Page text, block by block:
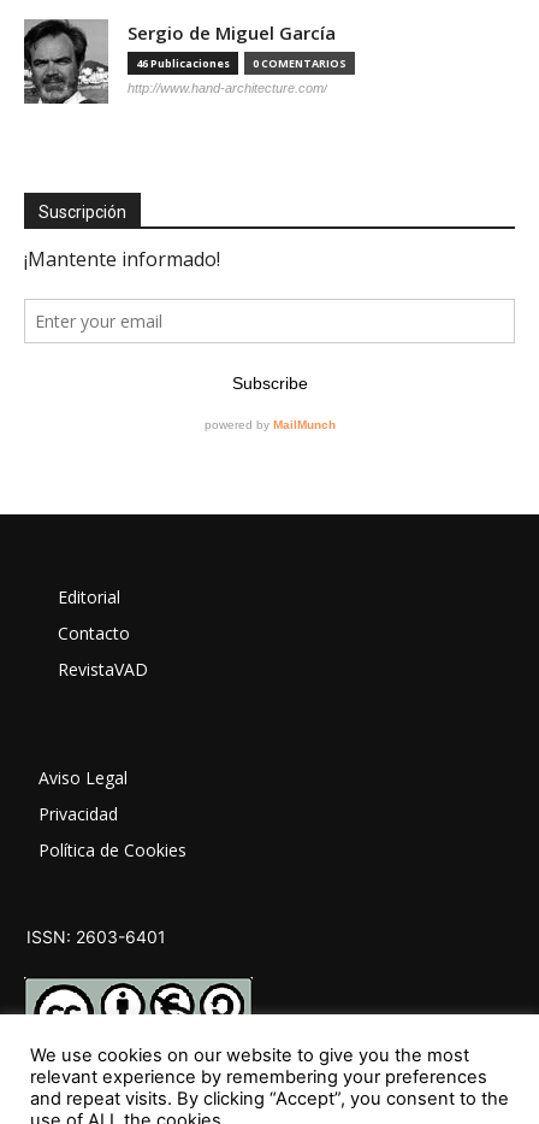
Sergio de Miguel García
46 Publicaciones 0 COMENTARIOS
http://www.hand-architecture.com/
Suscripción
Editorial
Contacto
RevistaVAD
Aviso Legal
Privacidad
Política de Cookies
ISSN: 2603-6401
SÍGUENOS
We use cookies on our website to give you the most
relevant experience by remembering your preferences
and repeat visits. By clicking “Accept”, you consent to the